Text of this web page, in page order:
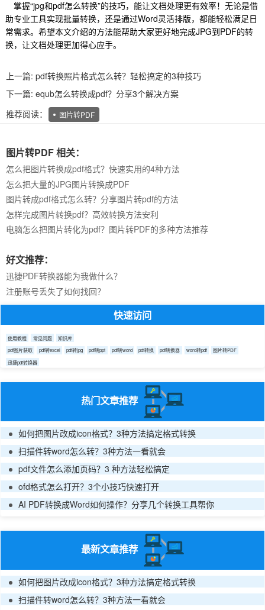
掌握“jpg和pdf怎么转换”的技巧，能让文档处理更有效率！无论是借
助专业工具实现批量转换，还是通过Word灵活排版，都能轻松满足日
常需求。希望本文介绍的方法能帮助大家更好地完成JPG到PDF的转
换，让文档处理更加得心应手。
上一篇: pdf转换照片格式怎么转？轻松搞定的3种技巧
下一篇: equb怎么转换成pdf？分享3个解决方案
推荐阅读：
图片转PDF
图片转PDF 相关：
怎么把图片转换成pdf格式？快速实用的4种方法
怎么把大量的JPG图片转换成PDF
图片转成pdf格式怎么转？分享图片转pdf的方法
怎样完成图片转换pdf？高效转换方法安利
电脑怎么把图片转化为pdf？图片转PDF的多种方法推荐
好文推荐：
迅捷PDF转换器能为我做什么？
注册账号丢失了如何找回？
快速访问
使用教程 常见问题
知识库
pdf图片获取
pdf转excel pdf转jpg pdf转ppt pdf转word pdf转换 pdf转换器 word转pdf
图片转PDF
迅捷pdf转换器
热门文章推荐
如何把图片改成icon格式？3种方法搞定格式转换
扫描件转word怎么转？3种方法一看就会
pdf文件怎么添加页码？3 种方法轻松搞定
ofd格式怎么打开？3个小技巧快速打开
AI PDF转换成Word如何操作？分享几个转换工具帮你
最新文章推荐
如何把图片改成icon格式？3种方法搞定格式转换
扫描件转word怎么转？3种方法一看就会